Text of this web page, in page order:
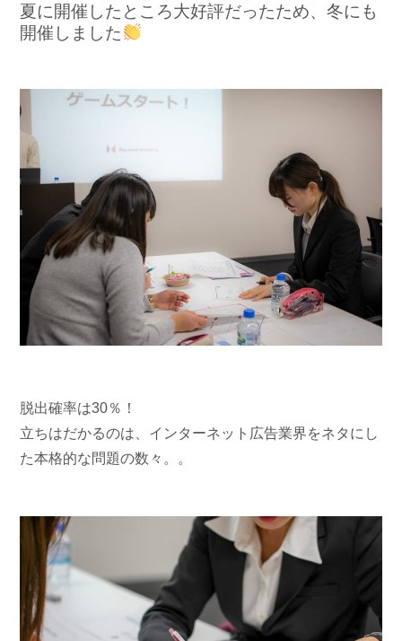
夏に開催したところ大好評だったため、冬にも
開催しました
脱出確率は30％！
立ちはだかるのは、インターネット広告業界をネタにし
た本格的な問題の数々。。